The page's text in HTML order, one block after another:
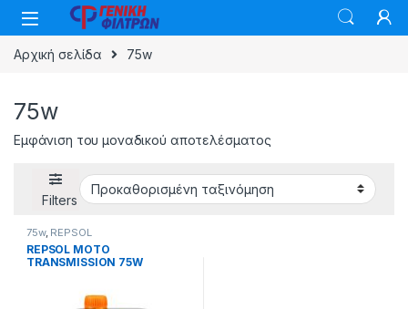
Skip to navigation
Skip to content
Αρχική σελίδα 75w
75w
Εμφάνιση του μοναδικού αποτελέσματος
Filters
75w, REPSOL
REPSOL MOTO
TRANSMISSION 75W